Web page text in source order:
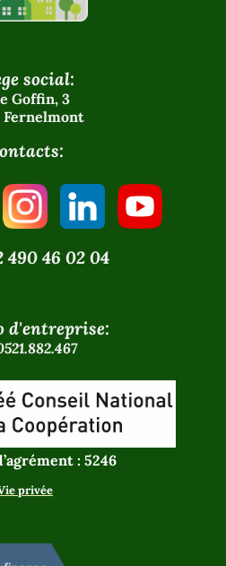
social:
Goffin, 3
Fernelmont
490 46 02 04
d'entreprise:
: 5246
privée